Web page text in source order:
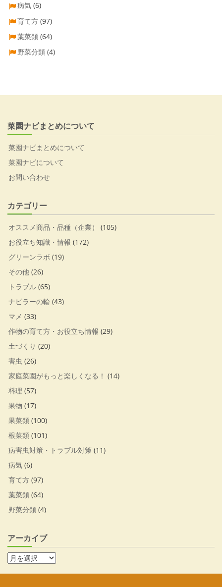
病気 (6)
育て方 (97)
葉菜類 (64)
野菜分類 (4)
菜園ナビまとめについて
菜園ナビまとめについて
菜園ナビについて
お問い合わせ
カテゴリー
オススメ商品・品種（企業）
(105)
お役立ち知識・情報 (172)
グリーンラボ (19)
その他 (26)
トラブル (65)
ナビラーの輪 (43)
マメ (33)
作物の育て方・お役立ち情報 (29)
土づくり (20)
害虫 (26)
家庭菜園がもっと楽しくなる！ (14)
料理 (57)
果物 (17)
果菜類 (100)
根菜類 (101)
病害虫対策・トラブル対策 (11)
病気 (6)
育て方 (97)
葉菜類 (64)
野菜分類 (4)
アーカイブ